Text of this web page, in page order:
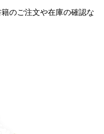
のご注文や在庫の確認な